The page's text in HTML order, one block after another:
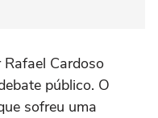
Cardoso
público. O
sofreu uma